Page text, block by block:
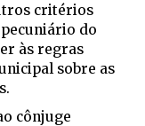
critérios
do
às regras
sobre as
cônjuge